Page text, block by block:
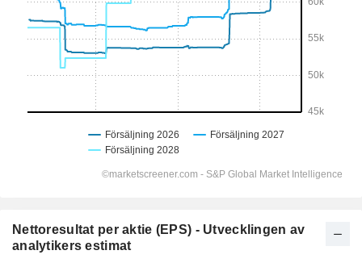
Nettoresultat per aktie (EPS) - Utvecklingen av
analytikers estimat